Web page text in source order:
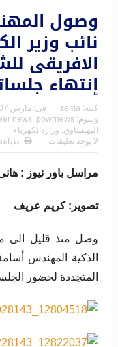
وصول
نائب وزير
الافريقى
إنتهاء
كتبه: zema فى: مارس 07, 2016
وسوم:
news powrnews
اليهنساوي وزارةالكهرباء
لا يوجد تعليقات
طباعة
مراسل باور نيوز :
تصوير: كريم عريف
وصل منذ قليل الى
الذكية المهندس
المتجددة لحضور